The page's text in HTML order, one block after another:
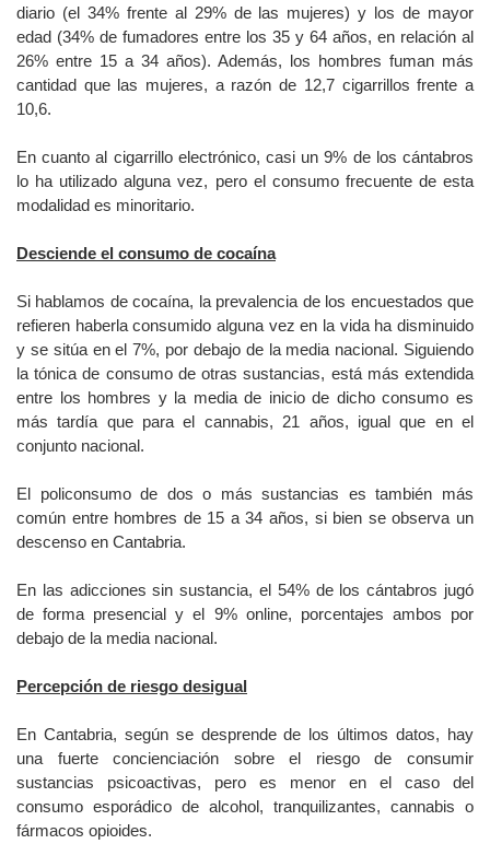
diario (el 34% frente al 29% de las mujeres) y los de mayor
edad (34% de fumadores entre los 35 y 64 años, en relación al
26% entre 15 a 34 años). Además, los hombres fuman más
cantidad que las mujeres, a razón de 12,7 cigarrillos frente a
10,6.
En cuanto al cigarrillo electrónico, casi un 9% de los cántabros
lo ha utilizado alguna vez, pero el consumo frecuente de esta
modalidad es minoritario.
Desciende el consumo de cocaína
Si hablamos de cocaína, la prevalencia de los encuestados que
refieren haberla consumido alguna vez en la vida ha disminuido
y se sitúa en el 7%, por debajo de la media nacional. Siguiendo
la tónica de consumo de otras sustancias, está más extendida
entre los hombres y la media de inicio de dicho consumo es
más tardía que para el cannabis, 21 años, igual que en el
conjunto nacional.
El policonsumo de dos o más sustancias es también más
común entre hombres de 15 a 34 años, si bien se observa un
descenso en Cantabria.
En las adicciones sin sustancia, el 54% de los cántabros jugó
de forma presencial y el 9% online, porcentajes ambos por
debajo de la media nacional.
Percepción de riesgo desigual
En Cantabria, según se desprende de los últimos datos, hay
una fuerte concienciación sobre el riesgo de consumir
sustancias psicoactivas, pero es menor en el caso del
consumo esporádico de alcohol, tranquilizantes, cannabis o
fármacos opioides.